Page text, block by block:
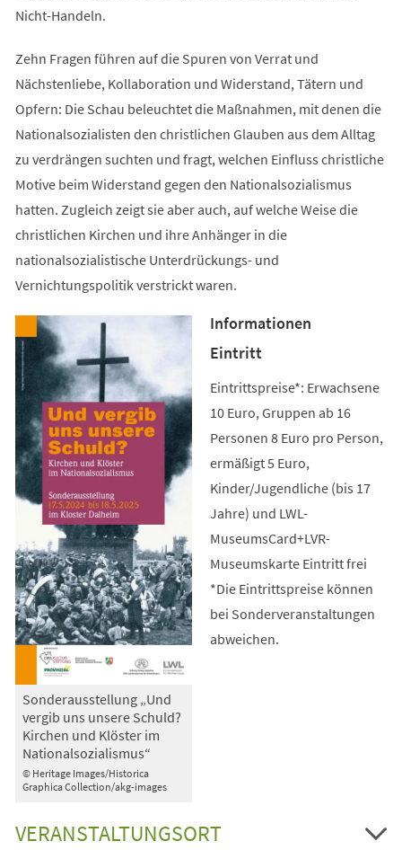
Nicht-Handeln.
Zehn Fragen führen auf die Spuren von Verrat und
Nächstenliebe, Kollaboration und Widerstand, Tätern und
Opfern: Die Schau beleuchtet die Maßnahmen, mit denen die
Nationalsozialisten den christlichen Glauben aus dem Alltag
zu verdrängen suchten und fragt, welchen Einfluss christliche
Motive beim Widerstand gegen den Nationalsozialismus
hatten. Zugleich zeigt sie aber auch, auf welche Weise die
christlichen Kirchen und ihre Anhänger in die
nationalsozialistische Unterdrückungs- und
Vernichtungspolitik verstrickt waren.
© Heritage Images/Historica
Graphica Collection/akg-images
Sonderausstellung „Und
vergib uns unsere Schuld?
Kirchen und Klöster im
Nationalsozialismus“
Informationen
Eintritt
Eintrittspreise*: Erwachsene
10 Euro, Gruppen ab 16
Personen 8 Euro pro Person,
ermäßigt 5 Euro,
Kinder/Jugendliche (bis 17
Jahre) und LWL-
MuseumsCard+LVR-
Museumskarte Eintritt frei
*Die Eintrittspreise können
bei Sonderveranstaltungen
abweichen.
VERANSTALTUNGSORT